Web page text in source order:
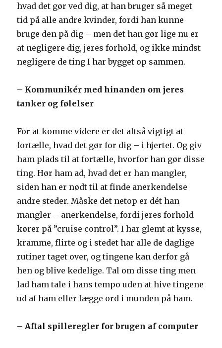
hvad det gør ved dig, at han bruger så meget
tid på alle andre kvinder, fordi han kunne
bruge den på dig – men det han gør lige nu er
at negligere dig, jeres forhold, og ikke mindst
negligere de ting I har bygget op sammen.
– Kommunikér med hinanden om jeres
tanker og følelser
For at komme videre er det altså vigtigt at
fortælle, hvad det gør for dig – i hjertet. Og giv
ham plads til at fortælle, hvorfor han gør disse
ting. Hør ham ad, hvad det er han mangler,
siden han er nødt til at finde anerkendelse
andre steder. Måske det netop er dét han
mangler – anerkendelse, fordi jeres forhold
kører på ”cruise control”. I har glemt at kysse,
kramme, flirte og i stedet har alle de daglige
rutiner taget over, og tingene kan derfor gå
hen og blive kedelige. Tal om disse ting men
lad ham tale i hans tempo uden at hive tingene
ud af ham eller lægge ord i munden på ham.
– Aftal spilleregler for brugen af computer